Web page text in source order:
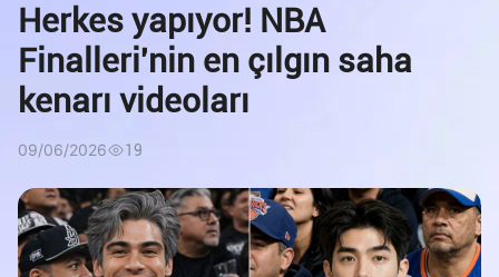
Herkes yapıyor! NBA
Finalleri'nin en çılgın saha
kenarı videoları
09/06/2026 19